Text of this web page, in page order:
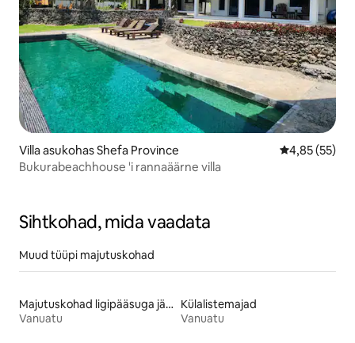
Villa asukohas Shefa Province Keskmine
4,85 (55)
Bukurabeachhouse 'i rannaäärne villa
Sihtkohad, mida vaadata
Muud tüüpi majutuskohad
Majutuskohad ligipääsuga järvele
Vanuatu
Külalistemajad
Vanuatu